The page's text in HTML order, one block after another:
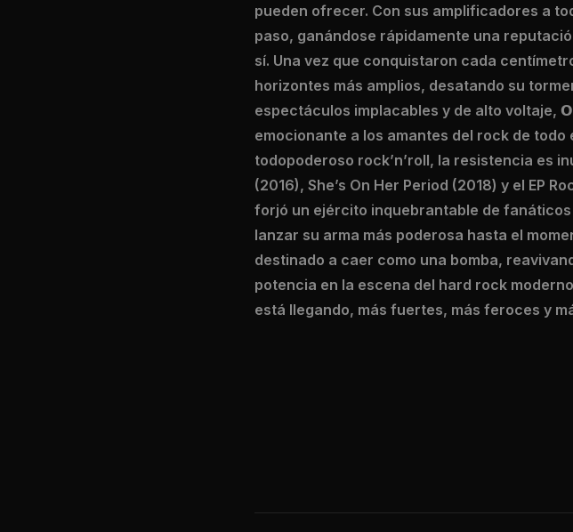
pueden ofrecer. Con sus amplificadores a
paso, ganándose rápidamente una
sí. Una vez que conquistaron cada
horizontes más amplios, desatando su
espectáculos implacables y de alto
emocionante a los amantes del rock de
todopoderoso rock’n’roll, la resistencia es
(2016), She’s On Her Period (2018) y el EP
forjó un ejército inquebrantable de
lanzar su arma más poderosa hasta el
destinado a caer como una bomba,
potencia en la escena del hard rock
está llegando, más fuertes, más feroces y